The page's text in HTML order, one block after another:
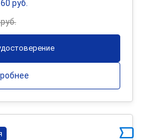
руб.